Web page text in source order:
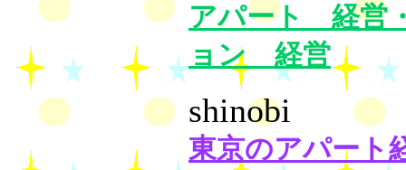
アパート 経営
ョン 経営
shinobi
東京のアパート